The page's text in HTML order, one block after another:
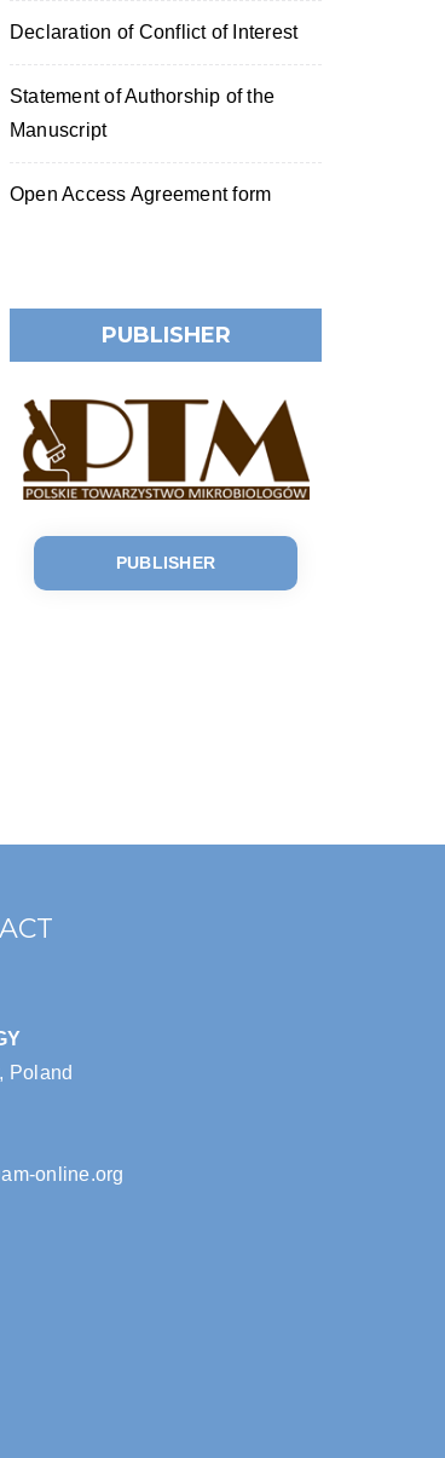
Declaration of Conflict of Interest
Statement of Authorship of the
Manuscript
Open Access Agreement form
PUBLISHER
PUBLISHER
Poland
online.org